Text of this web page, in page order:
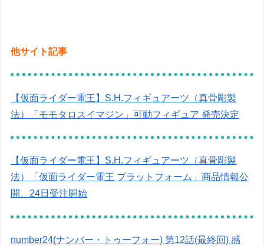
他サイト記事
【仮面ライダー電王】S.H.フィギュアーツ（真骨彫製
法）「モモタロスイマジン」可動フィギュア 発売決定
【仮面ライダー電王】S.H.フィギュアーツ（真骨彫製
法）「仮面ライダー電王 プラットフォーム」商品情報公
開、24日受注開始
number24(ナンバー・トゥーフォー) 第12話(最終回) 感